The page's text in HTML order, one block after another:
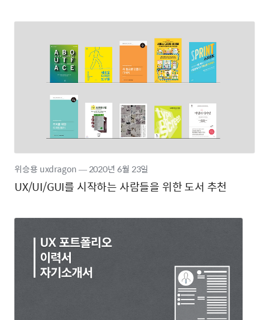
UX/UI/GUI를 시작하는 사람들을 위한 도서 추천
위승용 uxdragon―2020년 6월 23일